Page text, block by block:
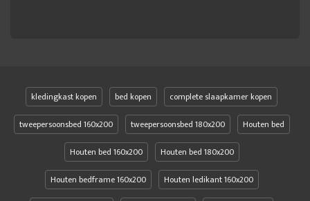
kledingkast kopen bed kopen
complete slaapkamer kopen
tweepersoonsbed 160x200
tweepersoonsbed 180x200
Houten bed
Houten bed 160x200
Houten bed 180x200
Houten bedframe 160x200
Houten ledikant 160x200